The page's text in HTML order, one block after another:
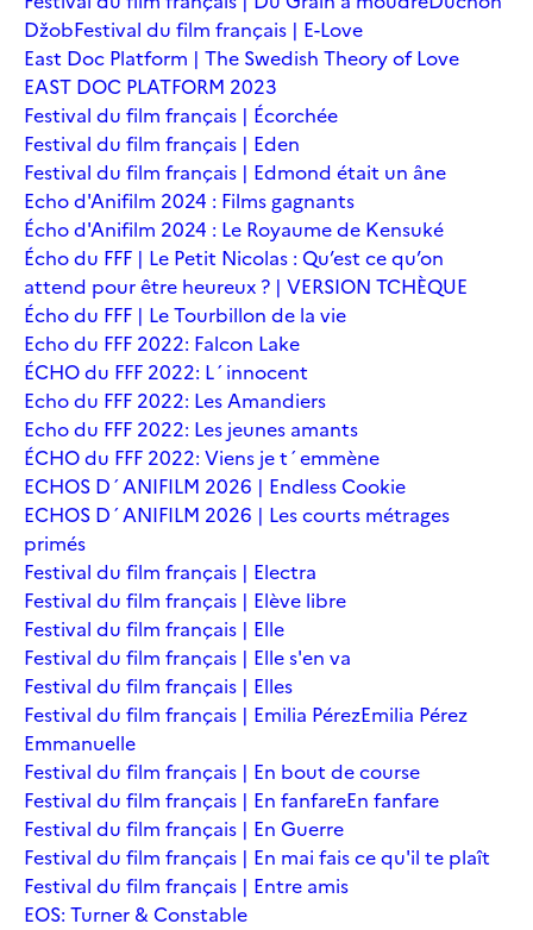
DžobFestival du film français | E-Love
East Doc Platform | The Swedish Theory of Love
EAST DOC PLATFORM 2023
Festival du film français | Écorchée
Festival du film français | Eden
Festival du film français | Edmond était un âne
Echo d'Anifilm 2024 : Films gagnants
Écho d'Anifilm 2024 : Le Royaume de Kensuké
Écho du FFF | Le Petit Nicolas : Qu’est ce qu’on
attend pour être heureux ? | VERSION TCHÈQUE
Écho du FFF | Le Tourbillon de la vie
Echo du FFF 2022: Falcon Lake
ÉCHO du FFF 2022: L´innocent
Echo du FFF 2022: Les Amandiers
Echo du FFF 2022: Les jeunes amants
ÉCHO du FFF 2022: Viens je t´emmène
ECHOS D´ANIFILM 2026 | Endless Cookie
ECHOS D´ANIFILM 2026 | Les courts métrages
primés
Festival du film français | Electra
Festival du film français | Elève libre
Festival du film français | Elle
Festival du film français | Elle s'en va
Festival du film français | Elles
Festival du film français | Emilia PérezEmilia Pérez
Emmanuelle
Festival du film français | En bout de course
Festival du film français | En fanfareEn fanfare
Festival du film français | En Guerre
Festival du film français | En mai fais ce qu'il te plaît
Festival du film français | Entre amis
EOS: Turner & Constable